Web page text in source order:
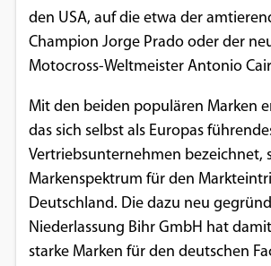
den USA, auf die etwa der
Champion Jorge Prado oder der
Motocross-Weltmeister Antonio
Mit den beiden populären Marken
das sich selbst als Europas
Vertriebsunternehmen bezeichnet,
Markenspektrum für den
Deutschland. Die dazu neu
Niederlassung Bihr GmbH hat
starke Marken für den deutschen
Einverständnis-Optionen des
Cookie Laufzeit:
EXTERNE MEDIEN
Um Inhalte von
Social Media Plattformen
können, werden von diesen